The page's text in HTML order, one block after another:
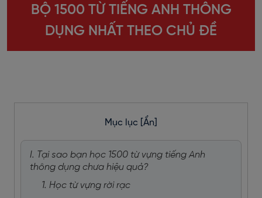
BỘ 1500 TỪ TIẾNG ANH THÔNG
DỤNG NHẤT THEO CHỦ ĐỀ
Mục lục [Ẩn]
I. Tại sao bạn học 1500 từ vựng tiếng Anh
thông dụng chưa hiệu quả?
1. Học từ vựng rời rạc